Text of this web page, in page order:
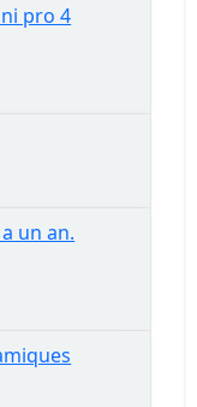
pro 4
un an.